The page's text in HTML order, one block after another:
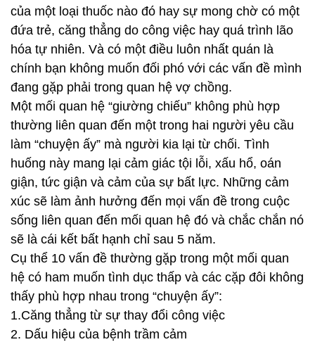
của một loại thuốc nào đó hay sự mong chờ có một
đứa trẻ, căng thẳng do công việc hay quá trình lão
hóa tự nhiên. Và có một điều luôn nhất quán là
chính bạn không muốn đối phó với các vấn đề mình
đang gặp phải trong quan hệ vợ chồng.
Một mối quan hệ “giường chiếu” không phù hợp
thường liên quan đến một trong hai người yêu cầu
làm “chuyện ấy” mà người kia lại từ chối. Tình
huống này mang lại cảm giác tội lỗi, xấu hổ, oán
giận, tức giận và cảm của sự bất lực. Những cảm
xúc sẽ làm ảnh hưởng đến mọi vấn đề trong cuộc
sống liên quan đến mối quan hệ đó và chắc chắn nó
sẽ là cái kết bất hạnh chỉ sau 5 năm.
Cụ thể 10 vấn đề thường gặp trong một mối quan
hệ có ham muốn tình dục thấp và các cặp đôi không
thấy phù hợp nhau trong “chuyện ấy”:
1.Căng thẳng từ sự thay đổi công việc
2. Dấu hiệu của bệnh trầm cảm